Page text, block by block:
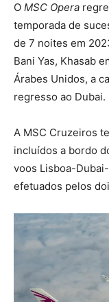
O MSC Opera
temporada de
de 7 noites em
Bani Yas, Khasab
Árabes Unidos, a
regresso ao Dubai.
A MSC Cruzeiros
incluídos a bordo
voos Lisboa-
efetuados pelos